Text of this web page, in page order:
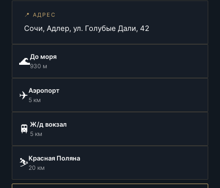
📍 АДРЕС
Сочи, Адлер, ул. Голубые Дали, 42
🌊До моря
930 м
✈️Аэропорт
5 км
🚆 Ж/д вокзал
5 км
⛷️Красная Поляна
20 км